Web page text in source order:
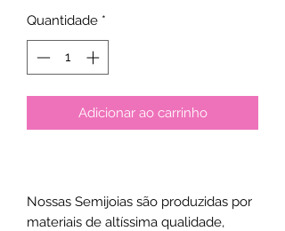
Quantidade *
Adicionar ao carrinho
Nossas Semijoias são produzidas por
materiais de altíssima qualidade,